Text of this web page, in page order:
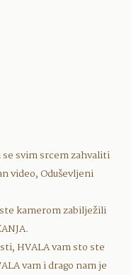
svim srcem zahvaliti
video, Oduševljeni
kamerom zabilježili
HVALA vam sto ste
vam i drago nam je